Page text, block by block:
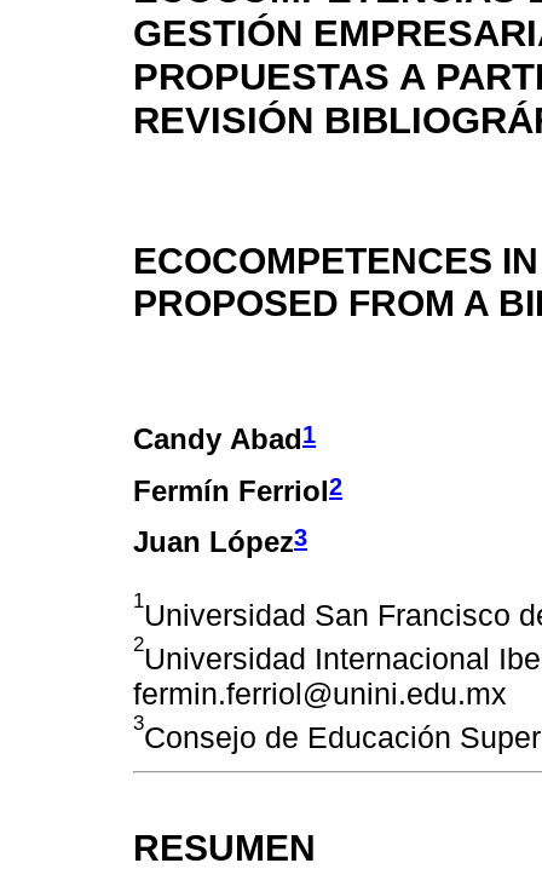
GESTIÓN
PROPUESTAS A
REVISIÓN
ECOCOMPETENCES
PROPOSED FROM A
Candy Abad1
Fermín Ferriol2
Juan López3
1Universidad San Francisco
2Universidad Internacional
fermin.ferriol@unini.edu.mx
3Consejo de Educación
RESUMEN